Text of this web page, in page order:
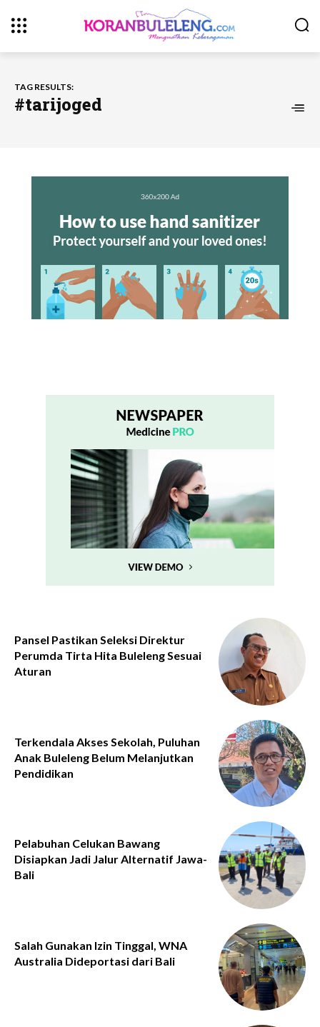
TAG RESULTS:
#tarijoged
Pansel Pastikan Seleksi Direktur
Perumda Tirta Hita Buleleng Sesuai
Aturan
Terkendala Akses Sekolah, Puluhan
Anak Buleleng Belum Melanjutkan
Pendidikan
Pelabuhan Celukan Bawang
Disiapkan Jadi Jalur Alternatif Jawa-
Bali
Salah Gunakan Izin Tinggal, WNA
Australia Dideportasi dari Bali